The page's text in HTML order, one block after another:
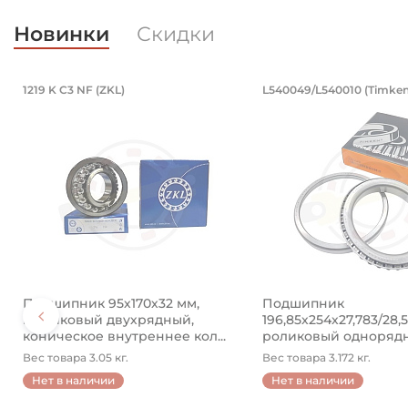
Новинки Скидки
(BBC-R)
(Kramp)Артикул 94871 (Kramp)
8x50 мм, оцинкованный.
Подшипник 95х170х32 мм,
1219 K C3 NF (ZKL)
Подшипник 95х170х32 мм,
шариковый двухрядный,
коническое внутреннее кол...
Вес товара 3.05 кг.
Нет в наличии
Подшипник
L540049/L540010
Подшипник
196,85х254х27,783/
роликовый
конический ...
Вес товара 3.172 кг.
Нет в наличии